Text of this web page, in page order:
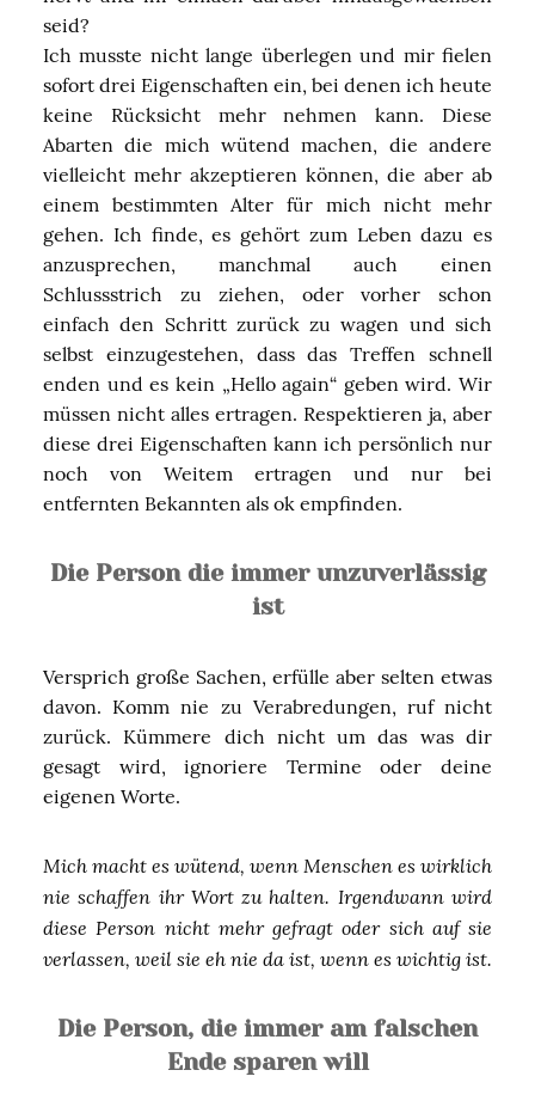
seid?
Ich musste nicht lange überlegen und mir fielen
sofort drei Eigenschaften ein, bei denen ich heute
keine Rücksicht mehr nehmen kann. Diese
Abarten die mich wütend machen, die andere
vielleicht mehr akzeptieren können, die aber ab
einem bestimmten Alter für mich nicht mehr
gehen. Ich finde, es gehört zum Leben dazu es
anzusprechen, manchmal auch einen
Schlussstrich zu ziehen, oder vorher schon
einfach den Schritt zurück zu wagen und sich
selbst einzugestehen, dass das Treffen schnell
enden und es kein „Hello again“ geben wird. Wir
müssen nicht alles ertragen. Respektieren ja, aber
diese drei Eigenschaften kann ich persönlich nur
noch von Weitem ertragen und nur bei
entfernten Bekannten als ok empfinden.
Die Person die immer unzuverlässig
ist
Versprich große Sachen, erfülle aber selten etwas
davon. Komm nie zu Verabredungen, ruf nicht
zurück. Kümmere dich nicht um das was dir
gesagt wird, ignoriere Termine oder deine
eigenen Worte.
Mich macht es wütend, wenn Menschen es wirklich
nie schaffen ihr Wort zu halten. Irgendwann wird
diese Person nicht mehr gefragt oder sich auf sie
verlassen, weil sie eh nie da ist, wenn es wichtig ist.
Die Person, die immer am falschen
Ende sparen will